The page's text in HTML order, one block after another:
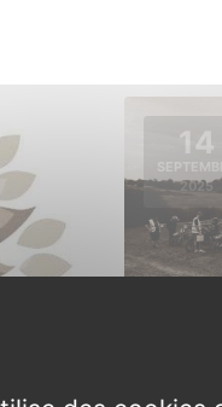
14
2025